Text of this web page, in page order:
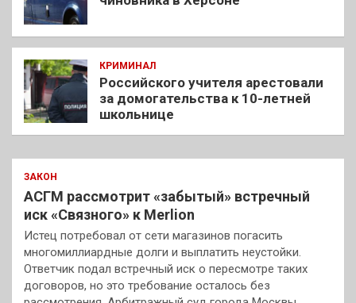
КРИМИНАЛ
Российского учителя арестовали
за домогательства к 10-летней
школьнице
ЗАКОН
АСГМ рассмотрит «забытый» встречный
иск «Связного» к Merlion
Истец потребовал от сети магазинов погасить
многомиллиардные долги и выплатить неустойки.
Ответчик подал встречный иск о пересмотре таких
договоров, но это требование осталось без